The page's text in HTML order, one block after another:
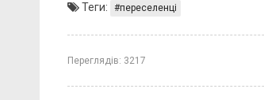
Теги: переселенці
Переглядів: 3217